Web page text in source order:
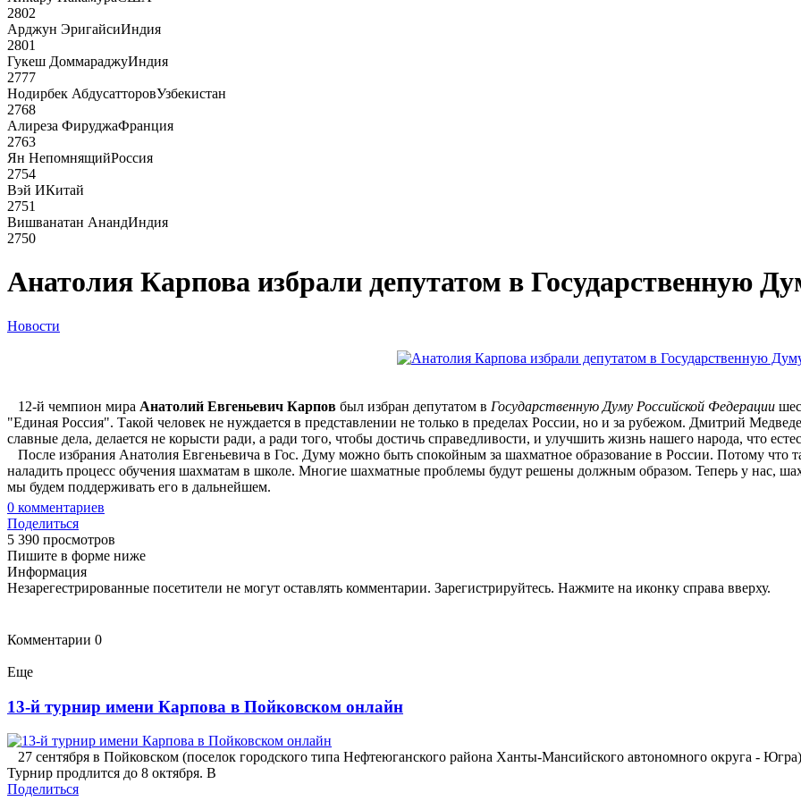
2802
Арджун ЭригайсиИндия
2801
Гукеш ДоммараджуИндия
2777
Нодирбек АбдусатторовУзбекистан
2768
Алиреза ФируджаФранция
2763
Ян НепомнящийРоссия
2754
Вэй ИКитай
2751
Вишванатан АнандИндия
2750
Анатолия Карпова избрали депутатом в Государственную
Новости
12-й чемпион мира Анатолий Евгеньевич Карпов был избран депутатом в Государственную Думу Российской Федерации
"Единая Россия". Такой человек не нуждается в представлении не только в пределах России, но и за рубежом. Дмитрий
славные дела, делается не корысти ради, а ради того, чтобы достичь справедливости, и улучшить жизнь нашего народа, что
После избрания Анатолия Евгеньевича в Гос. Думу можно быть спокойным за шахматное образование в России. Потому что
наладить процесс обучения шахматам в школе. Многие шахматные проблемы будут решены должным образом. Теперь у нас,
мы будем поддерживать его в дальнейшем.
0 комментариев
Поделиться
5 390 просмотров
Пишите в форме ниже
Информация
Незарегестрированные посетители не могут оставлять комментарии. Зарегистрируйтесь. Нажмите на иконку справа вверху.
Комментарии 0
Еще
13-й турнир имени Карпова в Пойковском онлайн
27 сентября в Пойковском (поселок городского типа Нефтеюганского района Ханты-Мансийского автономного округа -
Турнир продлится до 8 октября. В
Поделиться